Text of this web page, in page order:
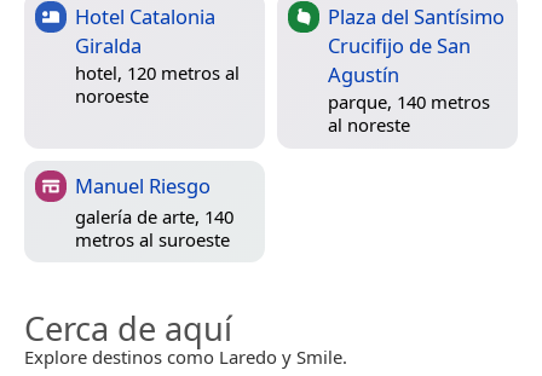
Hotel Catalonia
Giralda
hotel, 120 metros al
noroeste
Plaza del Santísimo
Crucifijo de San
Agustín
parque, 140 metros
al noreste
Manuel Riesgo
galería de arte, 140
metros al suroeste
Cerca de aquí
Explore destinos como Laredo y Smile.